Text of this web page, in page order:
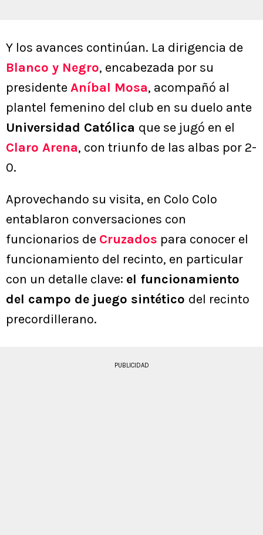
Y los avances continúan. La dirigencia de
Blanco y Negro, encabezada por su
presidenteAníbal Mosa, acompañó al
plantel femenino del club en su duelo ante
Universidad Católica que se jugó en el
Claro Arena, con triunfo de las albas por 2-
0.
Aprovechando su visita, en Colo Colo
entablaron conversaciones con
funcionarios de Cruzados para conocer el
funcionamiento del recinto, en particular
con un detalle clave: el funcionamiento
del campo de juego sintético del recinto
precordillerano.
PUBLICIDAD